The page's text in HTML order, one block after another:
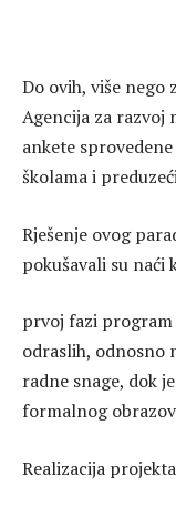
Do ovih, više nego
Agencija za razvoj
ankete
školama i
Rješenje ovog
pokušavali su naći
prvoj fazi program
odraslih, odnosno
radne snage, dok
formalnog
Realizacija